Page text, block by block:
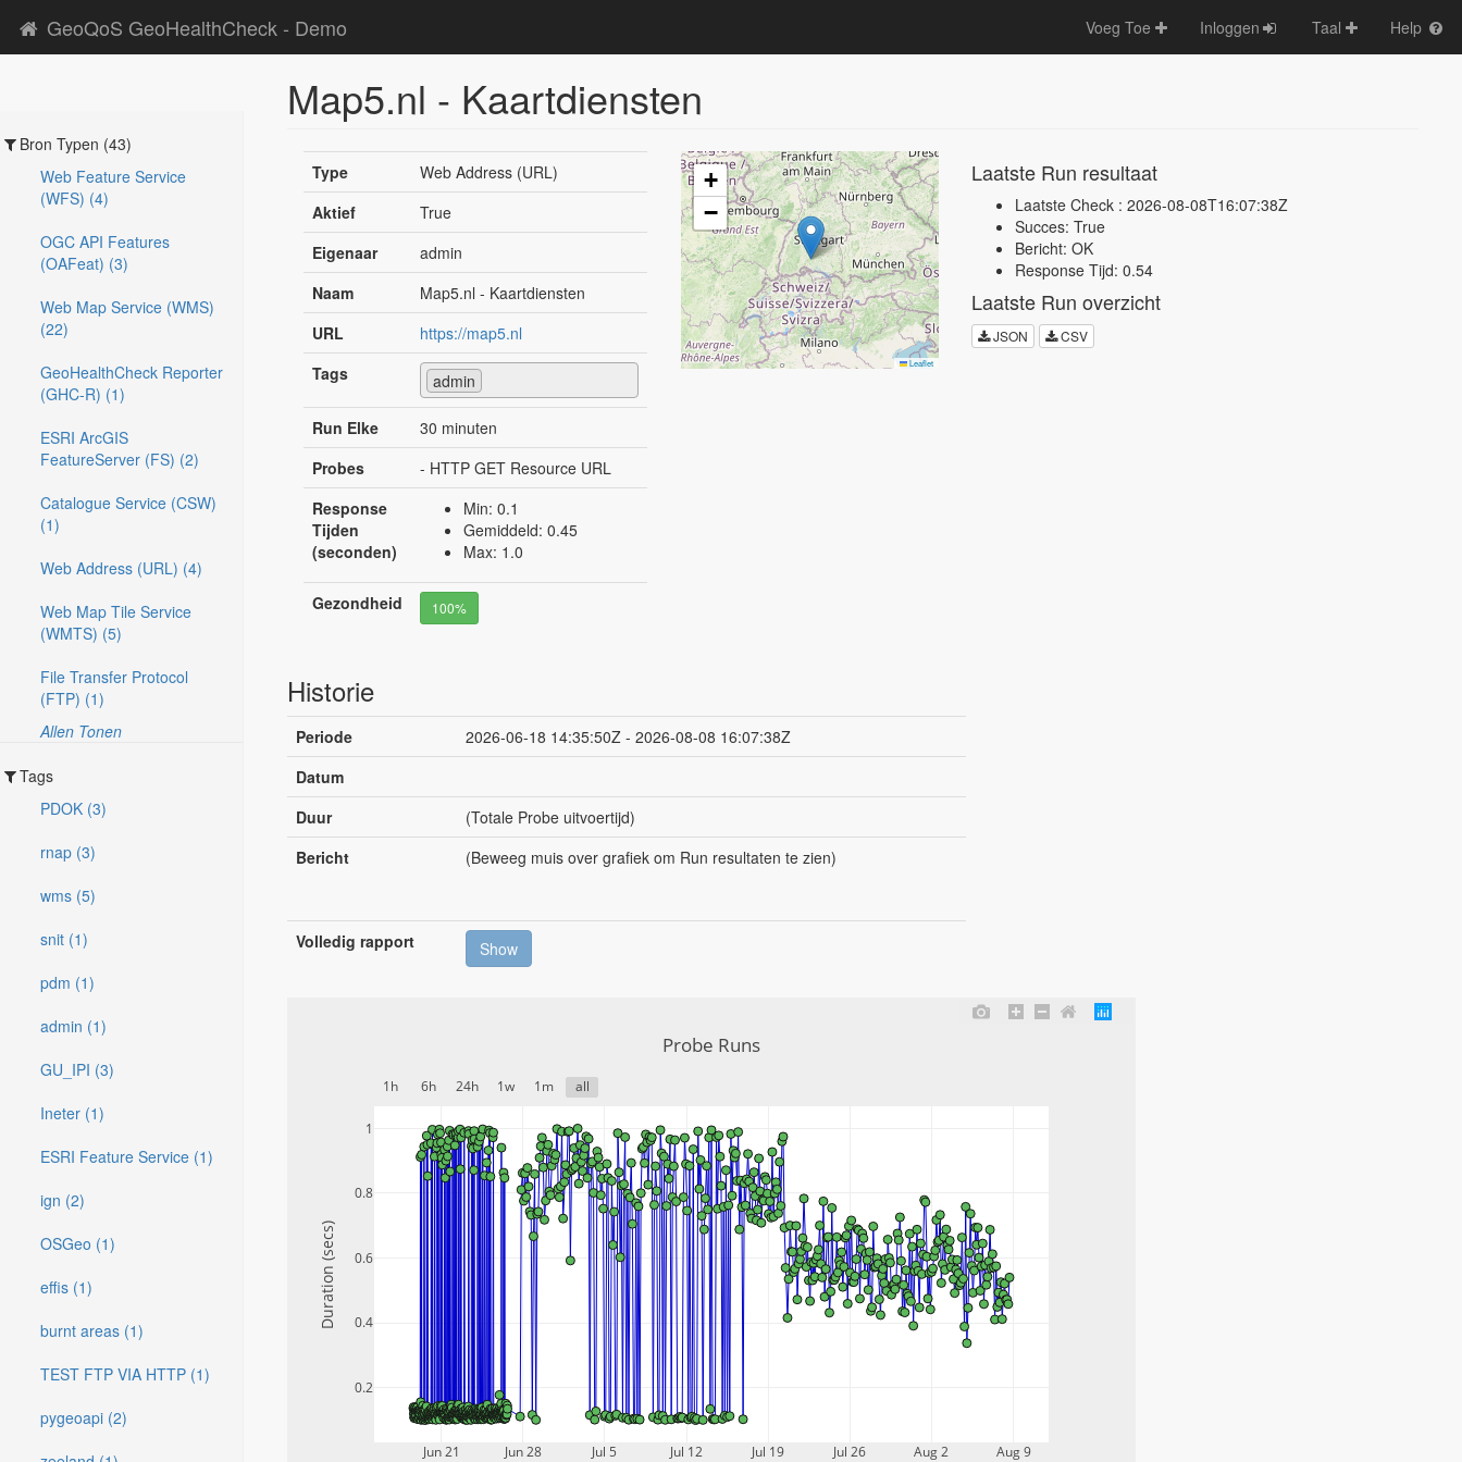
GeoQoS GeoHealthCheck - Demo Voeg Toe Inloggen Taal Help
Bron Typen (43)
Web Feature Service
(WFS) (4)
OGC API Features
(OAFeat) (3)
Web Map Service (WMS)
(22)
GeoHealthCheck Reporter
(GHC-R) (1)
ESRI ArcGIS
FeatureServer (FS) (2)
Catalogue Service (CSW)
(1)
Web Address (URL) (4)
Web Map Tile Service
(WMTS) (5)
File Transfer Protocol
(FTP) (1)
Allen Tonen
Tags
PDOK (3)
rnap (3)
wms (5)
snit (1)
pdm (1)
admin (1)
GU_IPI (3)
Ineter (1)
ESRI Feature Service (1)
ign (2)
OSGeo (1)
effis (1)
burnt areas (1)
TEST FTP VIA HTTP (1)
pygeoapi (2)
Map5.nl - Kaartdiensten
Type
Web Address (URL)
Aktief
True
Eigenaar
admin
Naam
Map5.nl - Kaartdiensten
URL
https://map5.nl
Tags
admin
Run Elke
30 minuten
Probes
- HTTP GET Resource URL
Response
Tijden
(seconden)
Min: 0.1
Gemiddeld: 0.45
Max: 1.0
Gezondheid 100%
+
−
Leaflet
Laatste Run resultaat
Laatste Check : 2026-08-08T16:07:38Z
Succes: True
Bericht: OK
Response Tijd: 0.54
Laatste Run overzicht
JSON CSV
Historie
Periode
2026-06-18 14:35:50Z - 2026-08-08 16:07:38Z
Datum
Duur
(Totale Probe uitvoertijd)
Bericht
(Beweeg muis over grafiek om Run resultaten te zien)
Volledig rapport Show
Jun 21 Jun 28 Jul 5 Jul 12 Jul 19 Jul 26 Aug 2 Aug 9
0.2
0.4
0.6
0.8
1
1h 6h 24h 1w 1m all
Probe Runs
Duration (secs)